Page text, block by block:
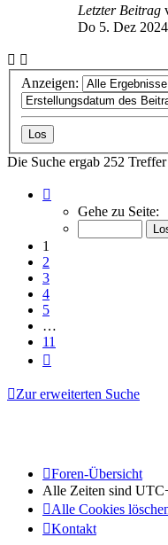
Letzter Beitrag
Do 5. Dez
Anzeigen:
Die Suche ergab 252 Treffer
von
Gehe zu Seite:
1
2
3
4
5
…
11
Zur erweiterten Suche
Foren-Übersicht
Alle Zeiten sind
Alle Cookies
Kontakt